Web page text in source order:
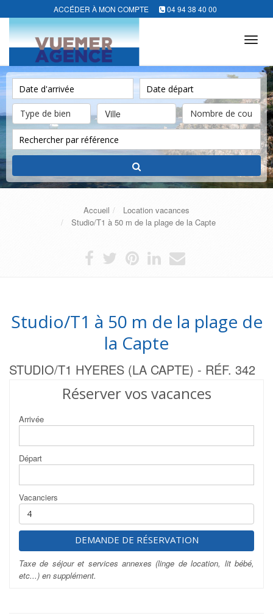
ACCÉDER À MON COMPTE 04 94 38 40 00
Ville
Accueil
Location vacances
Studio/T1 à 50 m de la plage de la Capte
Studio/T1 à 50 m de la plage de
la Capte
STUDIO/T1 HYERES (LA CAPTE) - RÉF. 342
Réserver vos vacances
Arrivée
Départ
Vacanciers
DEMANDE DE RÉSERVATION
Taxe de séjour et services annexes (linge de location, lit bébé,
etc...) en supplément.